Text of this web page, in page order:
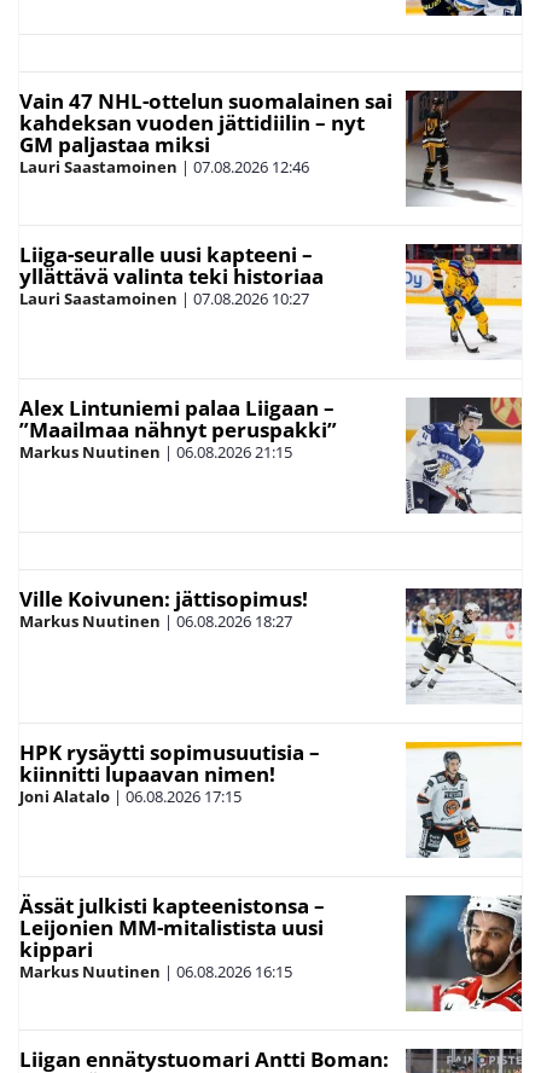
Vain 47 NHL-ottelun suomalainen sai
kahdeksan vuoden jättidiilin – nyt
GM paljastaa miksi
Lauri Saastamoinen | 07.08.2026 12:46
Liiga-seuralle uusi kapteeni –
yllättävä valinta teki historiaa
Lauri Saastamoinen | 07.08.2026 10:27
Alex Lintuniemi palaa Liigaan –
”Maailmaa nähnyt peruspakki”
Markus Nuutinen | 06.08.202621:15
Ville Koivunen: jättisopimus!
Markus Nuutinen | 06.08.2026 18:27
HPK rysäytti sopimusuutisia –
kiinnitti lupaavan nimen!
Joni Alatalo | 06.08.2026 17:15
Ässät julkisti kapteenistonsa –
Leijonien MM-mitalistista uusi
kippari
Markus Nuutinen | 06.08.2026 16:15
Liigan ennätystuomari Antti Boman: